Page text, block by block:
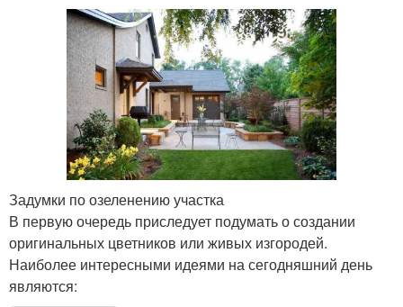
Задумки по озеленению участка
В первую очередь приследует подумать о создании
оригинальных цветников или живых изгородей.
Наиболее интересными идеями на сегодняшний день
являются: